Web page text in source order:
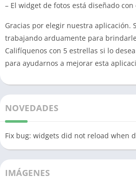
– El widget de fotos está diseñado con
Gracias por elegir nuestra aplicación.
trabajando arduamente para
Califíquenos con 5 estrellas si lo
para ayudarnos a mejorar esta
NOVEDADES
Fix bug: widgets did not reload when
IMÁGENES